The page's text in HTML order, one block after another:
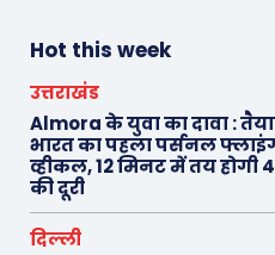
Hot this week
उत्तराखंड
Almora के युवा का दावा :
भारत का पहला पर्सनल
व्हीकल, 12 मिनट में तय होगी
की दूरी
दिल्ली